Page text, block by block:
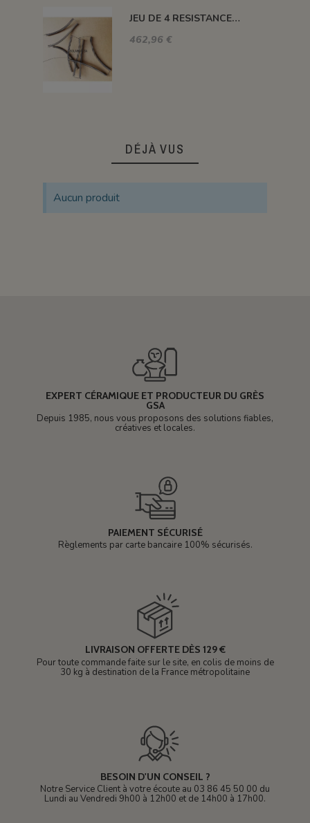
JEU DE 4 RESISTANCES FOUR 1320°C PLUTON-3S 76 L
462,96 €
DÉJÀ VUS
Aucun produit
EXPERT CÉRAMIQUE ET PRODUCTEUR DU GRÈS
GSA
Depuis 1985, nous vous proposons des solutions fiables,
créatives et locales.
PAIEMENT SÉCURISÉ
Règlements par carte bancaire 100% sécurisés.
LIVRAISON OFFERTE DÈS 129 €
Pour toute commande faite sur le site, en colis de moins de
30 kg à destination de la France métropolitaine
BESOIN D'UN CONSEIL ?
Notre Service Client à votre écoute au 03 86 45 50 00 du
Lundi au Vendredi 9h00 à 12h00 et de 14h00 à 17h00.